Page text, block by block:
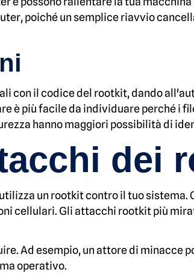
poiché un semplice riavvio
con il codice del rootkit, dando
è più facile da individuare perché i
hanno maggiori possibilità di
dei
un rootkit contro il tuo sistema.
cellulari. Gli attacchi rootkit più
Ad esempio, un attore di minacce
operativo.